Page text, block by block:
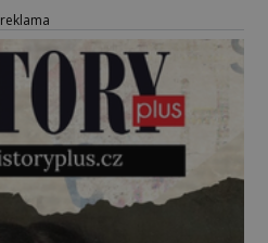
reklama